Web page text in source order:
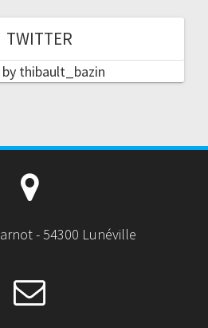
TWITTER
thibault_bazin
- 54300 Lunéville